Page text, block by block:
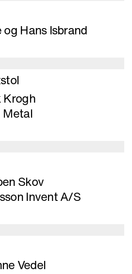
og Hans Isbrand
Krogh
Metal
Skov
Invent A/S
Vedel